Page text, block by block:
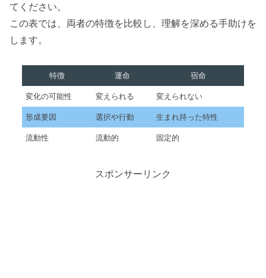
てください。
この表では、両者の特徴を比較し、理解を深める手助けを
します。
特徴 運命 宿命
変化の可能性 変えられる 変えられない
形成要因 選択や行動 生まれ持った特性
流動性 流動的 固定的
スポンサーリンク